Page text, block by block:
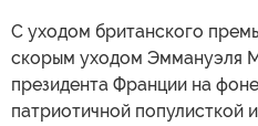
С уходом британского
скорым уходом Эммануэля
президента Франции на
патриотичной популисткой